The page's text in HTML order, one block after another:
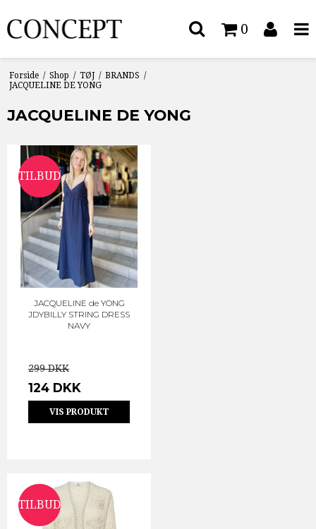
0
Forside / Shop / TØJ / BRANDS /
JACQUELINE DE YONG
JACQUELINE DE YONG
TILBUD
JACQUELINE de YONG
JDYBILLY STRING DRESS
NAVY
299 DKK
124 DKK
VIS PRODUKT
TILBUD